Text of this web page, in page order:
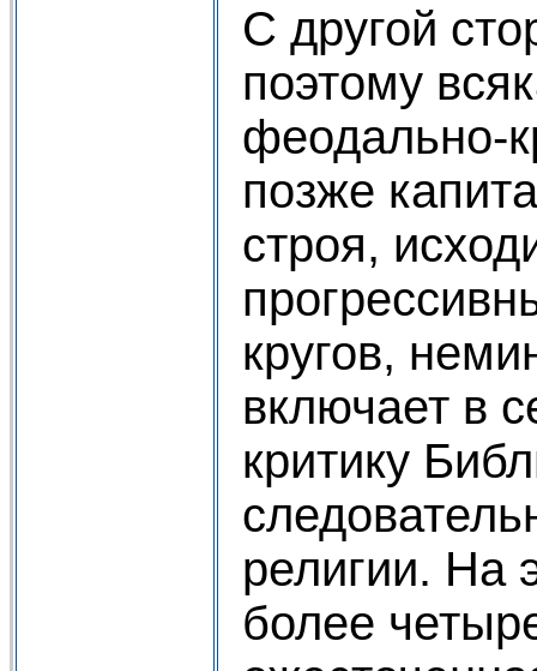
С другой
поэтому
феодально-
позже
строя,
кругов,
включает в
критику
религии. На
более